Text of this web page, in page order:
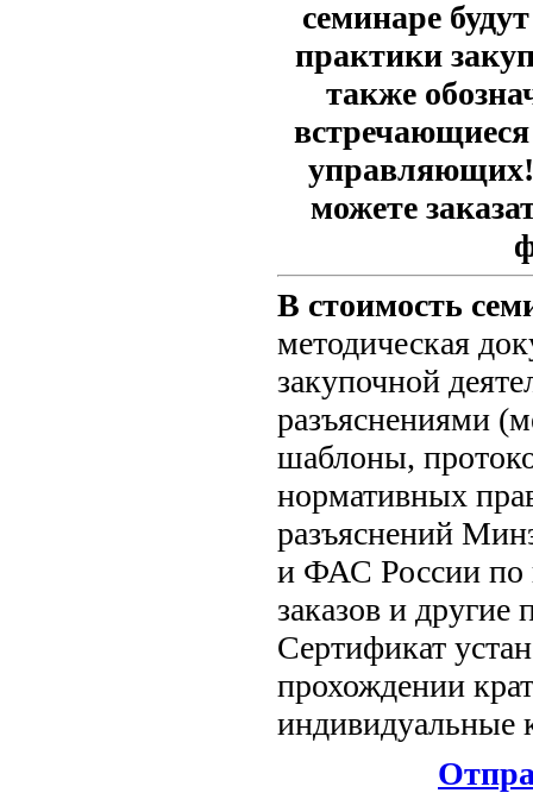
семинаре
практики
также
можете
В стоимость
методическая
закупочной
разъяснениями
шаблоны,
нормативных
разъяснений
и ФАС России по
заказов и другие
Сертификат
прохождении
индивидуальные